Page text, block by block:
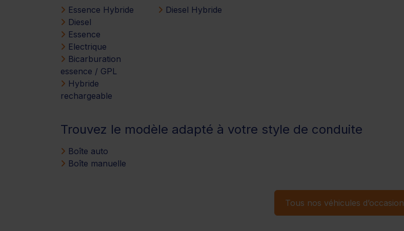
Essence Hybride
Diesel
Essence
Electrique
Bicarburation
essence / GPL
Hybride
rechargeable
Diesel Hybride
Trouvez le modèle adapté à votre style de conduite
Boîte auto
Boîte manuelle
Tous nos véhicules d’occasion